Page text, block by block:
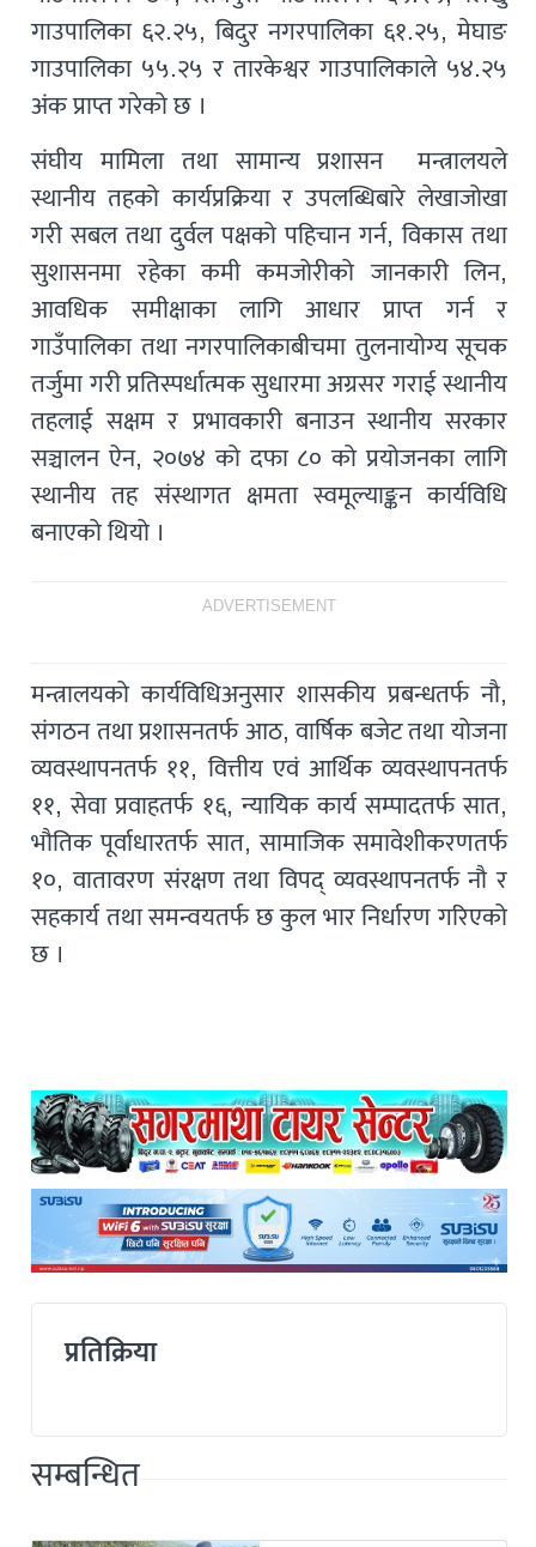
गाउपालिका ६२.२५, बिदुर नगरपालिका ६१.२५, मेघाङ
गाउपालिका ५५.२५ र तारकेश्वर गाउपालिकाले ५४.२५
अंक प्राप्त गरेको छ ।
संघीय मामिला तथा सामान्य प्रशासन मन्त्रालयले
स्थानीय तहको कार्यप्रक्रिया र उपलब्धिबारे लेखाजोखा
गरी सबल तथा दुर्वल पक्षको पहिचान गर्न, विकास तथा
सुशासनमा रहेका कमी कमजोरीको जानकारी लिन,
आवधिक समीक्षाका लागि आधार प्राप्त गर्न र
गाउँपालिका तथा नगरपालिकाबीचमा तुलनायोग्य सूचक
तर्जुमा गरी प्रतिस्पर्धात्मक सुधारमा अग्रसर गराई स्थानीय
तहलाई सक्षम र प्रभावकारी बनाउन स्थानीय सरकार
सञ्चालन ऐन, २०७४ को दफा ८० को प्रयोजनका लागि
स्थानीय तह संस्थागत क्षमता स्वमूल्याङ्कन कार्यविधि
बनाएको थियो ।
ADVERTISEMENT
मन्त्रालयको कार्यविधिअनुसार शासकीय प्रबन्धतर्फ नौ,
संगठन तथा प्रशासनतर्फ आठ, वार्षिक बजेट तथा योजना
व्यवस्थापनतर्फ ११, वित्तीय एवं आर्थिक व्यवस्थापनतर्फ
११, सेवा प्रवाहतर्फ १६, न्यायिक कार्य सम्पादतर्फ सात,
भौतिक पूर्वाधारतर्फ सात, सामाजिक समावेशीकरणतर्फ
१०, वातावरण संरक्षण तथा विपद् व्यवस्थापनतर्फ नौ र
सहकार्य तथा समन्वयतर्फ छ कुल भार निर्धारण गरिएको
छ ।
प्रतिक्रिया
सम्बन्धित